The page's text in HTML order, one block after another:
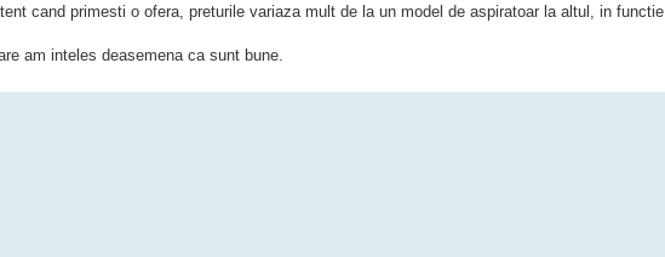
cand primesti o ofera, preturile variaza mult de la un model de aspiratoar la altul, in functie
am inteles deasemena ca sunt bune.